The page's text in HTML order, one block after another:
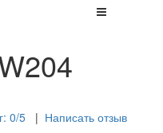
0/5 | Написать отзыв